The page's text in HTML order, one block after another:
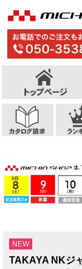
NEW
TAKAYA NKジ